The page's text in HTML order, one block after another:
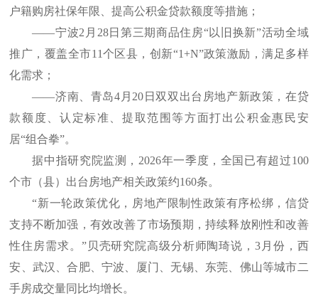
户籍购房社保年限、提高公积金贷款额度等措施；
——宁波2月28日第三期商品住房“以旧换新”活动全域
推广，覆盖全市11个区县，创新“1+N”政策激励，满足多样
化需求；
——济南、青岛4月20日双双出台房地产新政策，在贷
款额度、认定标准、提取范围等方面打出公积金惠民安
居“组合拳”。
据中指研究院监测，2026年一季度，全国已有超过100
个市（县）出台房地产相关政策约160条。
“新一轮政策优化，房地产限制性政策有序松绑，信贷
支持不断加强，有效改善了市场预期，持续释放刚性和改善
性住房需求。”贝壳研究院高级分析师陶琦说，3月份，西
安、武汉、合肥、宁波、厦门、无锡、东莞、佛山等城市二
手房成交量同比均增长。